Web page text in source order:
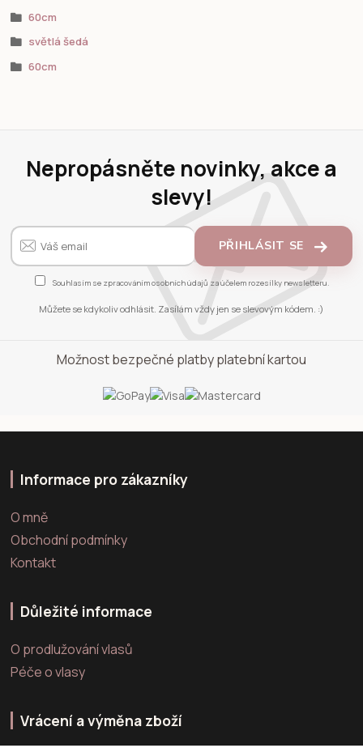
60cm
světlá šedá
60cm
Nepropásněte novinky, akce a
slevy!
PŘIHLÁSIT SE
Souhlasím se zpracováním osobních údajů za účelem rozesílky newsletteru.
Můžete se kdykoliv odhlásit. Zasílám vždy jen se slevovým kódem. :)
Možnost bezpečné platby platební kartou
Informace pro zákazníky
O mně
Obchodní podmínky
Kontakt
Důležité informace
O prodlužování vlasů
Péče o vlasy
Vrácení a výměna zboží